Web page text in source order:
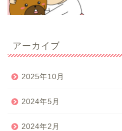
アーカイブ
2025年10月
2024年5月
2024年2月